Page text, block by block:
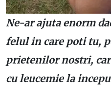
Ne-ar ajuta enorm
felul in care poti tu,
prietenilor nostri,
cu leucemie la